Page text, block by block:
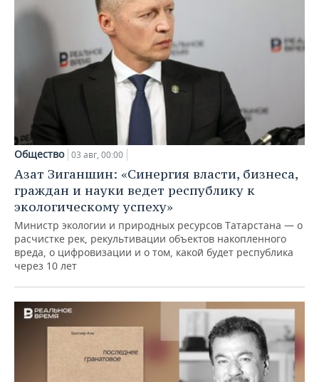
Общество 03 авг, 00:00
Азат Зиганшин: «Синергия власти, бизнеса,
граждан и науки ведет республику к
экологическому успеху»
Министр экологии и природных ресурсов Татарстана — о
расчистке рек, рекультивации объектов накопленного
вреда, о цифровизации и о том, какой будет республика
через 10 лет